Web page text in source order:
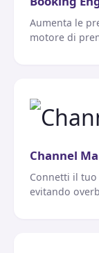
Aumenta le
motore di
Channel
Connetti il tuo
evitando